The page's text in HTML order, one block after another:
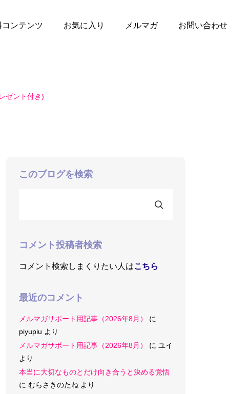
コンテンツ お気に入り メルマガ お問い合わせ
ゼント付き)
このブログを検索
コメント投稿者検索
コメント検索しまくりたい人はこちら
最近のコメント
メルマガサポート用記事（2026年8月）
に
piyupiu より
メルマガサポート用記事（2026年8月）
に ユイ
より
本当に大切なものとだけ向き合うと決める覚悟
に むらさきのたね より